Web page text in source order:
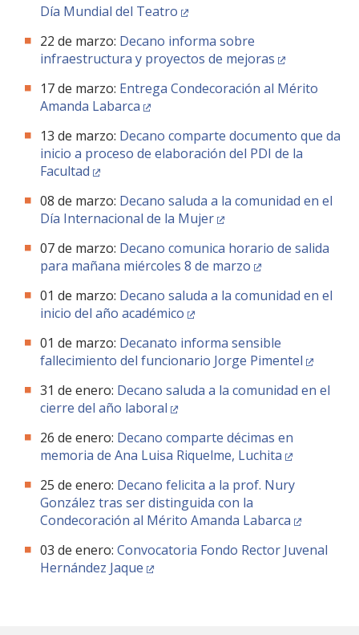
Día Mundial del Teatro
22 de marzo: Decano informa sobre
infraestructura y proyectos de mejoras
17 de marzo: Entrega Condecoración al Mérito
Amanda Labarca
13 de marzo: Decano comparte documento que da
inicio a proceso de elaboración del PDI de la
Facultad
08 de marzo: Decano saluda a la comunidad en el
Día Internacional de la Mujer
07 de marzo: Decano comunica horario de salida
para mañana miércoles 8 de marzo
01 de marzo: Decano saluda a la comunidad en el
inicio del año académico
01 de marzo: Decanato informa sensible
fallecimiento del funcionario Jorge Pimentel
31 de enero: Decano saluda a la comunidad en el
cierre del año laboral
26 de enero: Decano comparte décimas en
memoria de Ana Luisa Riquelme, Luchita
25 de enero: Decano felicita a la prof. Nury
González tras ser distinguida con la
Condecoración al Mérito Amanda Labarca
03 de enero: Convocatoria Fondo Rector Juvenal
Hernández Jaque